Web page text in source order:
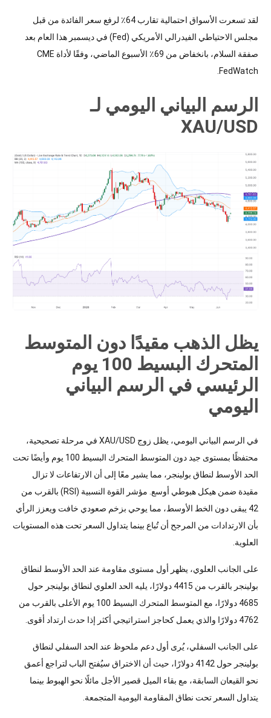
لقد تسعرت الأسواق احتمالية تقارب 64٪ لرفع سعر الفائدة من قبل
مجلس الاحتياطي الفيدرالي الأمريكي (Fed) في ديسمبر هذا العام بعد
صفقة السلام، بانخفاض من 69٪ الأسبوع الماضي، وفقًا لأداة CME
FedWatch.
الرسم البياني اليومي لـ
XAU/USD
يظل الذهب مقيدًا دون المتوسط
المتحرك البسيط 100 يوم
الرئيسي في الرسم البياني
اليومي
في الرسم البياني اليومي، يظل زوج XAU/USD في مرحلة تصحيحية،
محتفظًا بمستوى جيد دون المتوسط المتحرك البسيط 100 يوم وأيضًا تحت
الحد الأوسط لنطاق بولينجر، مما يشير معًا إلى أن الارتفاعات لا تزال
مقيدة ضمن هيكل هبوطي أوسع. مؤشر القوة النسبية (RSI) بالقرب من
42 يبقى دون الخط الأوسط، مما يوحي بزخم صعودي خافت ويعزز الرأي
بأن الارتدادات من المرجح أن تُباع بينما يتداول السعر تحت هذه المستويات
العلوية.
على الجانب العلوي، يظهر أول مستوى مقاومة عند الحد الأوسط لنطاق
بولينجر بالقرب من 4415 دولارًا، يليه الحد العلوي لنطاق بولينجر حول
4685 دولارًا، مع المتوسط المتحرك البسيط 100 يوم الأعلى بالقرب من
4762 دولارًا والذي يعمل كحاجز استراتيجي أكثر إذا حدث ارتداد أقوى.
على الجانب السفلي، يُرى أول دعم ملحوظ عند الحد السفلي لنطاق
بولينجر حول 4142 دولارًا، حيث أن الاختراق سيُفتح الباب لتراجع أعمق
نحو القيعان السابقة، مع بقاء الميل قصير الأجل مائلًا نحو الهبوط بينما
يتداول السعر تحت نطاق المقاومة اليومية المتجمعة.